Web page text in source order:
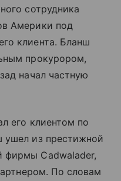
сотрудника
Америки под
клиента. Бланш
прокурором,
начал частную
его клиентом по
из престижной
фирмы Cadwalader,
По словам